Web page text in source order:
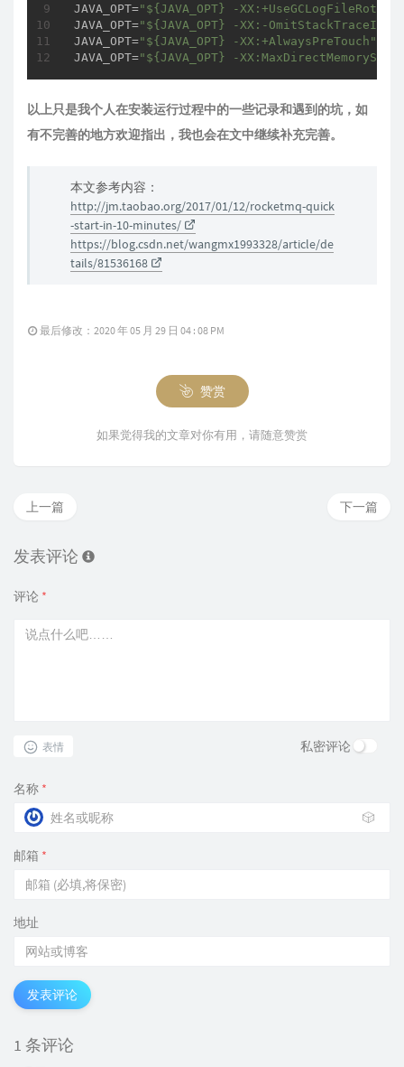
JAVA_OPT="${JAVA_OPT} -
JAVA_OPT="${JAVA_OPT} -XX:-
JAVA_OPT="${JAVA_OPT} -XX:+AlwaysPreTouch"
JAVA_OPT="${JAVA_OPT} -
以上只是我个人在安装运行过程中的一些记录和遇到的坑，如
有不完善的地方欢迎指出，我也会在文中继续补充完善。
本文参考内容：
http://jm.taobao.org/2017/01/12/rocketmq-quick
-start-in-10-minutes/
https://blog.csdn.net/wangmx1993328/article/de
tails/81536168
最后修改：2020 年 05 月 29 日 04 : 08 PM
赞赏
如果觉得我的文章对你有用，请随意赞赏
下一篇
上一篇
发表评论
评论 *
表情 私密评论
名称 *
🎲
邮箱 *
地址
发表评论
1 条评论